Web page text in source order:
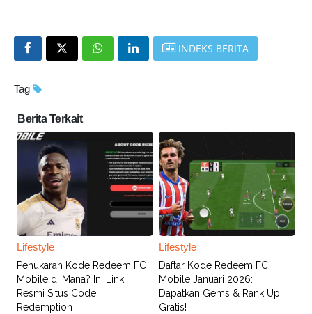
INDEKS BERITA
Tag
Berita Terkait
Lifestyle
Penukaran Kode Redeem FC
Mobile di Mana? Ini Link
Resmi Situs Code
Redemption
Lifestyle
Daftar Kode Redeem FC
Mobile Januari 2026:
Dapatkan Gems & Rank Up
Gratis!